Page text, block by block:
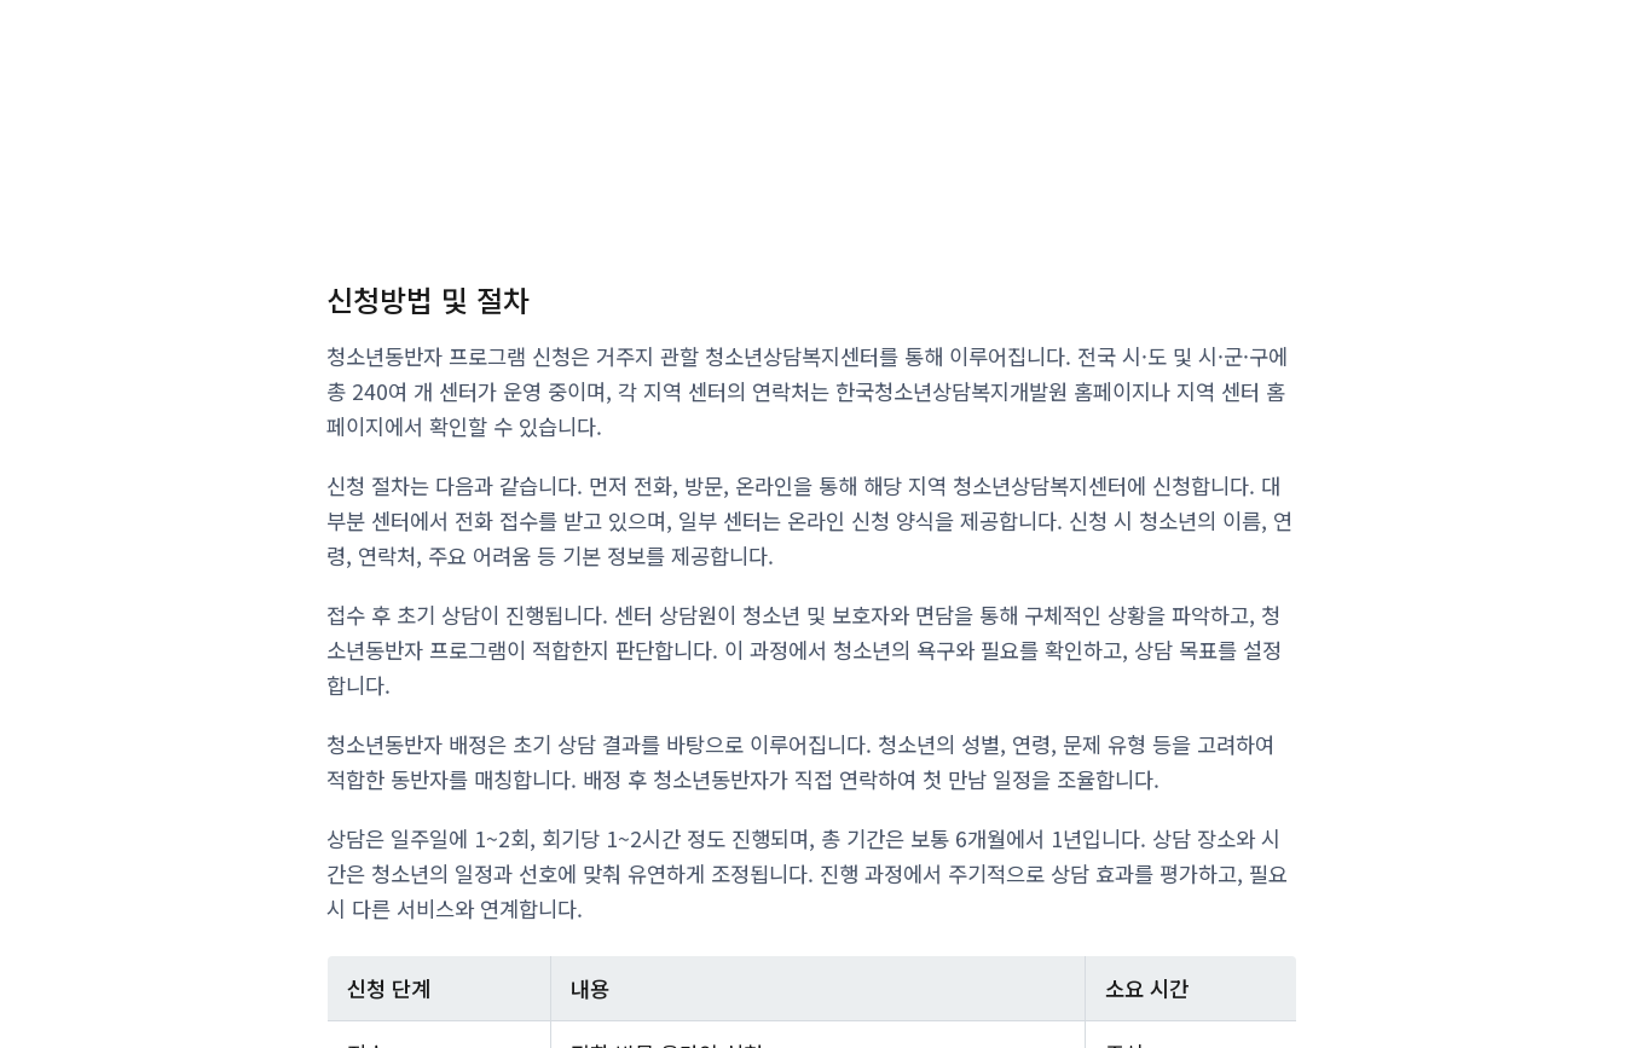
신청방법 및 절차
청소년동반자 프로그램 신청은 거주지 관할 청소년상담복지센터를 통해 이루어집니다. 전국 시·도 및 시·군·구에
총 240여 개 센터가 운영 중이며, 각 지역 센터의 연락처는 한국청소년상담복지개발원 홈페이지나 지역 센터 홈
페이지에서 확인할 수 있습니다.
신청 절차는 다음과 같습니다. 먼저 전화, 방문, 온라인을 통해 해당 지역 청소년상담복지센터에 신청합니다. 대
부분 센터에서 전화 접수를 받고 있으며, 일부 센터는 온라인 신청 양식을 제공합니다. 신청 시 청소년의 이름, 연
령, 연락처, 주요 어려움 등 기본 정보를 제공합니다.
접수 후 초기 상담이 진행됩니다. 센터 상담원이 청소년 및 보호자와 면담을 통해 구체적인 상황을 파악하고, 청
소년동반자 프로그램이 적합한지 판단합니다. 이 과정에서 청소년의 욕구와 필요를 확인하고, 상담 목표를 설정
합니다.
청소년동반자 배정은 초기 상담 결과를 바탕으로 이루어집니다. 청소년의 성별, 연령, 문제 유형 등을 고려하여
적합한 동반자를 매칭합니다. 배정 후 청소년동반자가 직접 연락하여 첫 만남 일정을 조율합니다.
상담은 일주일에 1~2회, 회기당 1~2시간 정도 진행되며, 총 기간은 보통 6개월에서 1년입니다. 상담 장소와 시
간은 청소년의 일정과 선호에 맞춰 유연하게 조정됩니다. 진행 과정에서 주기적으로 상담 효과를 평가하고, 필요
시 다른 서비스와 연계합니다.
신청 단계 내용 소요 시간